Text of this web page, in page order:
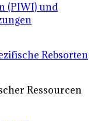
(PIWI) und
Rebsorten
Ressourcen